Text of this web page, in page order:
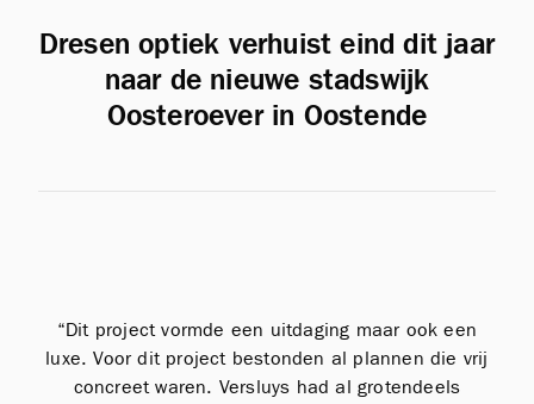
Dresen optiek verhuist eind dit jaar
naar de nieuwe stadswijk
Oosteroever in Oostende
“Dit project vormde een uitdaging maar ook een
luxe. Voor dit project bestonden al plannen die vrij
concreet waren. Versluys had al grotendeels